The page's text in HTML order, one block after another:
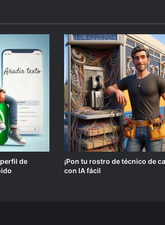
de
¡Pon tu rostro de técnico de
con IA fácil